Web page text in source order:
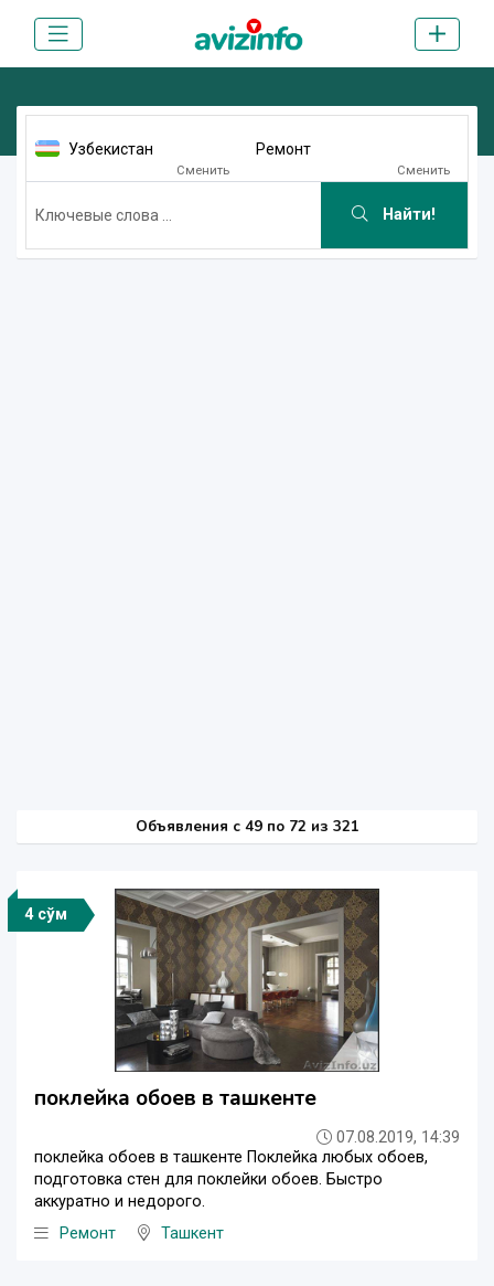
Узбекистан
Сменить
Ремонт
Сменить
Найти!
Объявления c 49 по 72 из 321
4 сўм
поклейка обоев в ташкенте
07.08.2019, 14:39
поклейка обоев в ташкенте Поклейка любых обоев,
подготовка стен для поклейки обоев. Быстро
аккуратно и недорого.
Ремонт
Ташкент